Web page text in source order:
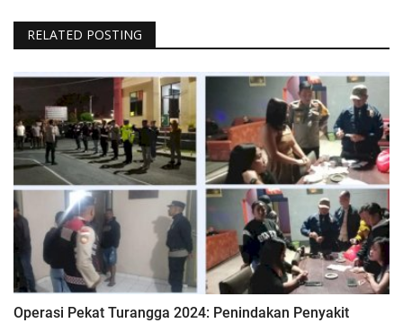
RELATED POSTING
Operasi Pekat Turangga 2024: Penindakan Penyakit